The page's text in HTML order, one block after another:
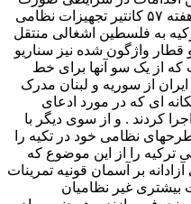
گرفت که همزمان تنها در طول یک هفته ۵۷ کانتیر تجهیزات نظامی
به فلسطین اشغالی منتقل
قطار واژگون شده نیز سناریو
که از یک سو آنها برای خط
از سوریه و لبنان مدرک
ای که در مورد ادعای
کردند . و از سوی دیگر با
نظامی خود در تکیه را
ترکیه را از این موضوع که
بر آسمان قونیه تمرینات
بیشتری غیر نظامیان